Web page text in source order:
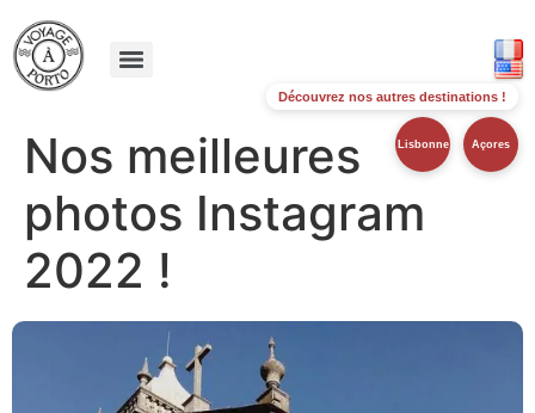
Nos meilleures
photos Instagram
2022 !
Découvrez nos autres destinations !
Lisbonne Açores